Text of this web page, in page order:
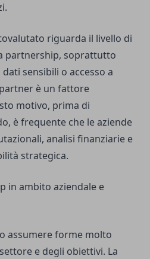
riguarda il livello di
partnership, soprattutto
sensibili o accesso a
è un fattore
motivo, prima di
è frequente che le aziende
analisi finanziarie e
strategica.
in ambito aziendale e
assumere forme molto
e degli obiettivi. La